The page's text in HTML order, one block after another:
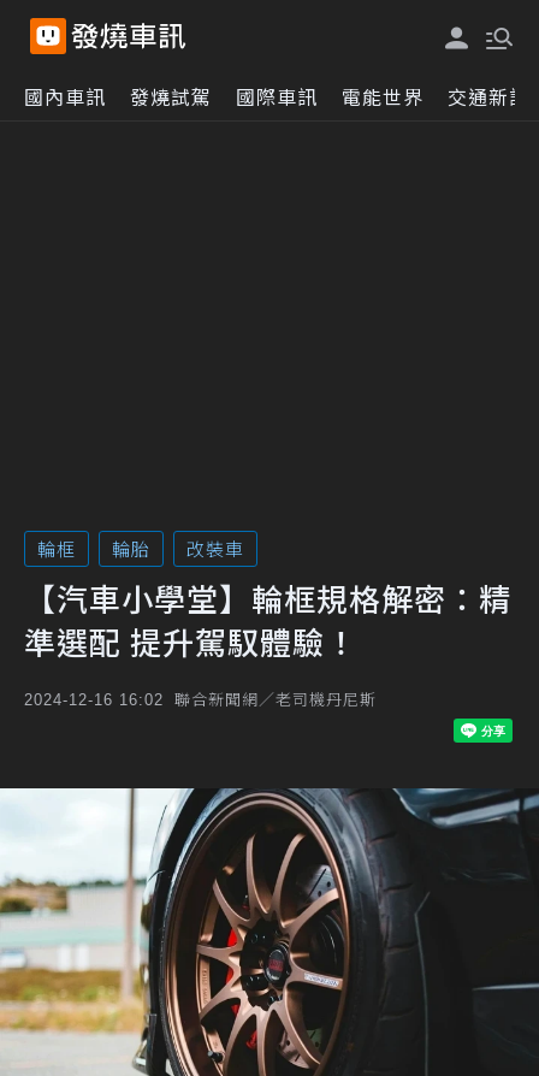
國內車訊 發燒試駕 國際車訊 電能世界 交通新訊
輪框 輪胎 改裝車
【汽車小學堂】輪框規格解密：精
準選配 提升駕馭體驗！
2024-12-16 16:02 聯合新聞網／老司機丹尼斯